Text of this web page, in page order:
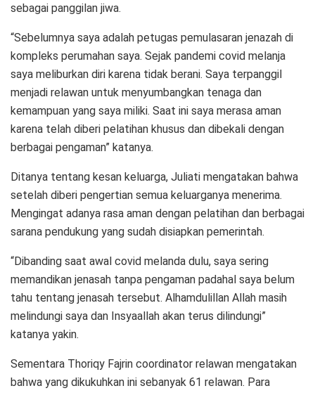
sebagai panggilan jiwa.
“Sebelumnya saya adalah petugas pemulasaran jenazah di
kompleks perumahan saya. Sejak pandemi covid melanja
saya meliburkan diri karena tidak berani. Saya terpanggil
menjadi relawan untuk menyumbangkan tenaga dan
kemampuan yang saya miliki. Saat ini saya merasa aman
karena telah diberi pelatihan khusus dan dibekali dengan
berbagai pengaman” katanya.
Ditanya tentang kesan keluarga, Juliati mengatakan bahwa
setelah diberi pengertian semua keluarganya menerima.
Mengingat adanya rasa aman dengan pelatihan dan berbagai
sarana pendukung yang sudah disiapkan pemerintah.
“Dibanding saat awal covid melanda dulu, saya sering
memandikan jenasah tanpa pengaman padahal saya belum
tahu tentang jenasah tersebut. Alhamdulillan Allah masih
melindungi saya dan Insyaallah akan terus dilindungi”
katanya yakin.
Sementara Thoriqy Fajrin coordinator relawan mengatakan
bahwa yang dikukuhkan ini sebanyak 61 relawan. Para